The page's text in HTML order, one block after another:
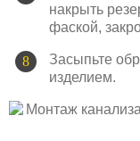
накрыть
фаской,
Засыпьте
изделием.